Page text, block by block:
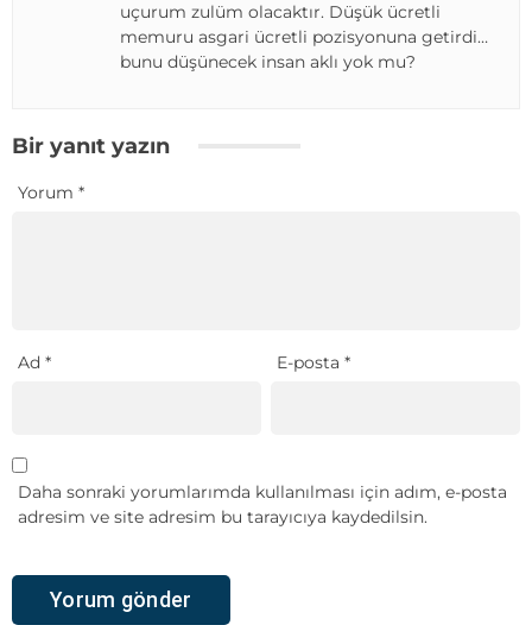
uçurum zulüm olacaktır. Düşük ücretli
memuru asgari ücretli pozisyonuna getirdi…
bunu düşünecek insan aklı yok mu?
Bir yanıt yazın
Yorum *
Ad * E-posta*
Daha sonraki yorumlarımda kullanılması için adım, e-posta
adresim ve site adresim bu tarayıcıya kaydedilsin.